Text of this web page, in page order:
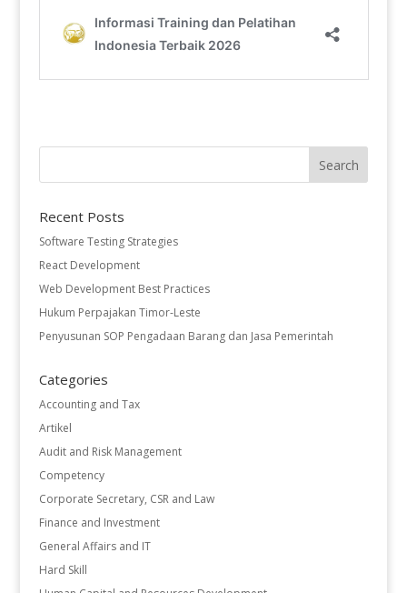
Recent Posts
Software Testing Strategies
React Development
Web Development Best Practices
Hukum Perpajakan Timor-Leste
Penyusunan SOP Pengadaan Barang dan Jasa Pemerintah
Categories
Accounting and Tax
Artikel
Audit and Risk Management
Competency
Corporate Secretary, CSR and Law
Finance and Investment
General Affairs and IT
Hard Skill